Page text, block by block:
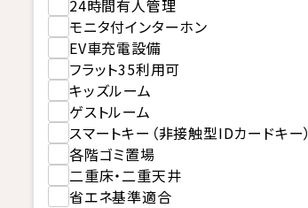
24時間有人管理
モニタ付インターホン
EV車充電設備
フラット35利用可
キッズルーム
ゲストルーム
スマートキー（非接触型IDカードキー）
各階ゴミ置場
二重床・二重天井
省エネ基準適合